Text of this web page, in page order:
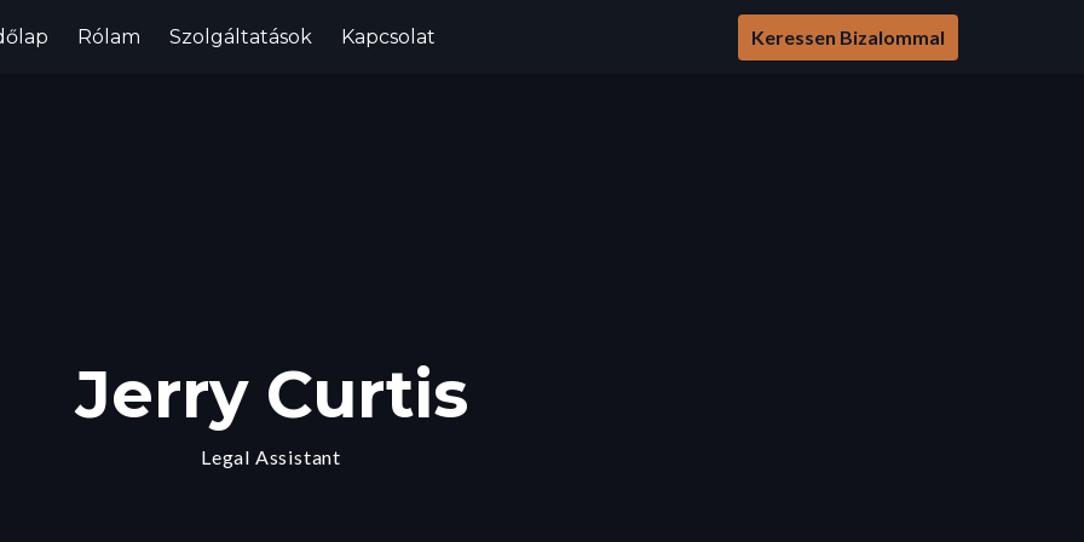
Rólam Szolgáltatások Kapcsolat Keressen Bizalommal
Jerry Curtis
Legal Assistant